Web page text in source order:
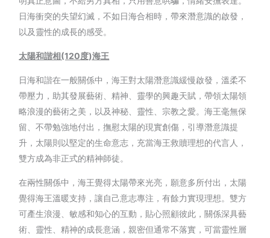
日海衝突的失望幻滅，不如日海合相時，帶來潛意識的啟發，
以及靈性的成長的感受。
太陽和諧相(120度)海王
日海和諧在一般關係中，海王對太陽潛意識緩慢啟發，溫柔不
帶壓力，助其發展藝術、精神、靈學的興趣天賦，帶領太陽領
略浪漫的藝術之美，以及神秘、靈性、宗教之愛。海王毫無保
留、不帶勉強地付出，撫慰太陽的現實創傷，引導潛意識提
升，太陽則以堅定的生命意志，充當海王救贖理想的代言人，
雙方成為非正式的精神師徒。
在兩性關係中，海王覺得太陽帶來光亮，願意多所付出，太陽
覺得海王溫暖支持，讓自己意志專注，有餘力實現理想。雙方
可產生浪漫、敏感和知心的互動，貼心照顧彼此，關係深具藝
術、靈性、精神的成長意涵，親密但通常不落實，可當靈性層